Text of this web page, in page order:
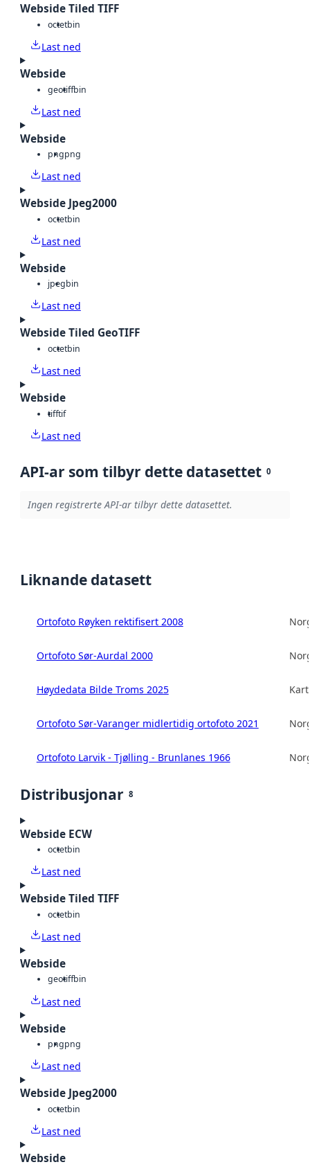
Webside Tiled TIFF
octetbin
Last ned
Webside
geotiffbin
Last ned
Webside
pngpng
Last ned
Webside Jpeg2000
octetbin
Last ned
Webside
jpegbin
Last ned
Webside Tiled GeoTIFF
octetbin
Last ned
Webside
tifftif
Last ned
API-ar som tilbyr dette datasettet 0
Ingen registrerte API-ar tilbyr dette datasettet.
Liknande datasett
Ortofoto Røyken rektifisert 2008
Ortofoto Sør-Aurdal 2000
Høydedata Bilde Troms 2025
Ortofoto Sør-Varanger midlertidig ortofoto 2021
Ortofoto Larvik - Tjølling - Brunlanes 1966
Distribusjonar 8
Webside ECW
octetbin
Last ned
Webside Tiled TIFF
octetbin
Last ned
Webside
geotiffbin
Last ned
Webside
pngpng
Last ned
Webside Jpeg2000
octetbin
Last ned
Webside